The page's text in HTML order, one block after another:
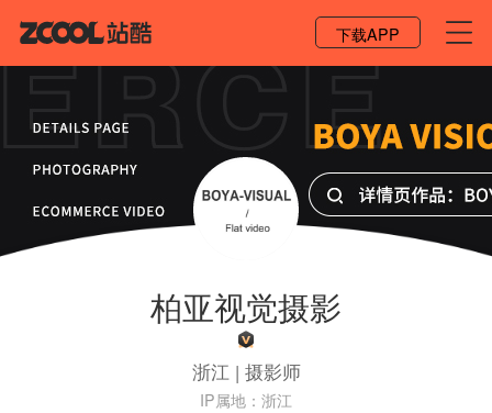
下载APP
柏亚视觉摄影
浙江| 摄影师
IP属地： 浙江